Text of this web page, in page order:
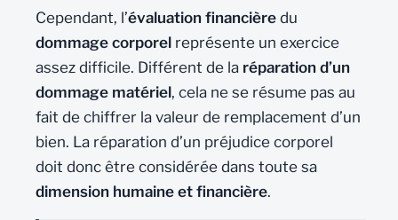
Cependant, l’évaluation financière du
dommage corporel représente un exercice
assez difficile. Différent de la réparation d’un
dommage matériel, cela ne se résume pas au
fait de chiffrer la valeur de remplacement d’un
bien. La réparation d’un préjudice corporel
doit donc être considérée dans toute sa
dimension humaine et financière.